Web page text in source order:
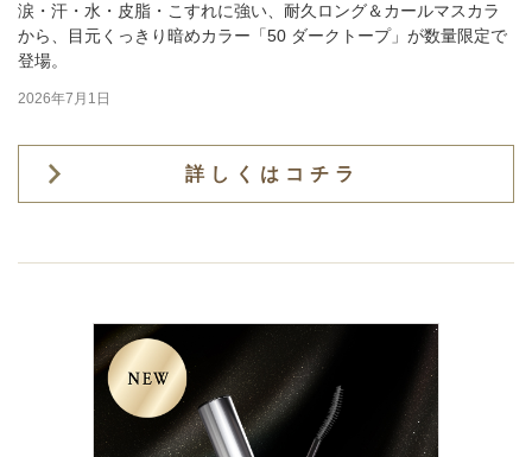
涙・汗・水・皮脂・こすれに強い、耐久ロング＆カールマスカラ
から、目元くっきり暗めカラー「50 ダークトープ」が数量限定で
登場。
2026年7月1日
詳しくはコチラ